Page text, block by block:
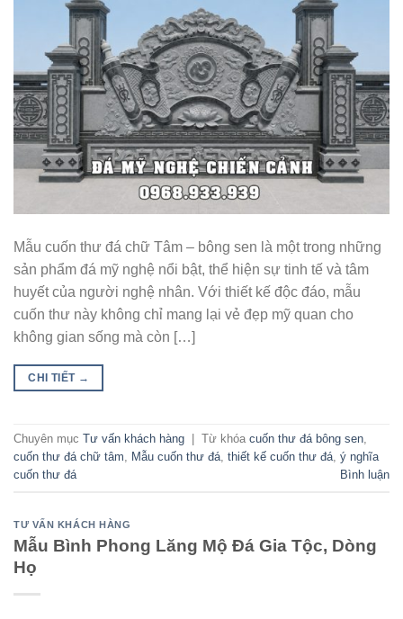
Mẫu cuốn thư đá chữ Tâm – bông sen là một trong những
sản phẩm đá mỹ nghệ nổi bật, thể hiện sự tinh tế và tâm
huyết của người nghệ nhân. Với thiết kế độc đáo, mẫu
cuốn thư này không chỉ mang lại vẻ đẹp mỹ quan cho
không gian sống mà còn […]
CHI TIẾT →
Chuyên mục Tư vấn khách hàng Từ khóa cuốn thư đá bông sen,
cuốn thư đá chữ tâm, Mẫu cuốn thư đá, thiết kế cuốn thư đá, ý nghĩa
cuốn thư đá
Bình luận
TƯ VẤN KHÁCH HÀNG
Mẫu Bình Phong Lăng Mộ Đá Gia Tộc, Dòng
Họ